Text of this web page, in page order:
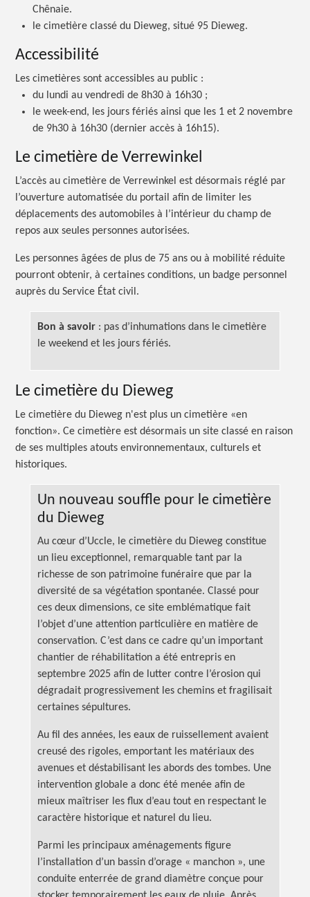
Chênaie.
le cimetière classé du Dieweg, situé 95 Dieweg.
Accessibilité
Les cimetières sont accessibles au public :
du lundi au vendredi de 8h30 à 16h30 ;
le week-end, les jours fériés ainsi que les 1 et 2 novembre
de 9h30 à 16h30 (dernier accès à 16h15).
Le cimetière de Verrewinkel
L’accès au cimetière de Verrewinkel est désormais réglé par
l’ouverture automatisée du portail afin de limiter les
déplacements des automobiles à l’intérieur du champ de
repos aux seules personnes autorisées.
Les personnes âgées de plus de 75 ans ou à mobilité réduite
pourront obtenir, à certaines conditions, un badge personnel
auprès du Service État civil.
Bon à savoir : pas d’inhumations dans le cimetière
le weekend et les jours fériés.
Le cimetière du Dieweg
Le cimetière du Dieweg n'est plus un cimetière «en
fonction». Ce cimetière est désormais un site classé en raison
de ses multiples atouts environnementaux, culturels et
historiques.
Un nouveau souffle pour le cimetière
du Dieweg
Au cœur d’Uccle, le cimetière du Dieweg constitue
un lieu exceptionnel, remarquable tant par la
richesse de son patrimoine funéraire que par la
diversité de sa végétation spontanée. Classé pour
ces deux dimensions, ce site emblématique fait
l’objet d’une attention particulière en matière de
conservation. C’est dans ce cadre qu’un important
chantier de réhabilitation a été entrepris en
septembre 2025 afin de lutter contre l’érosion qui
dégradait progressivement les chemins et fragilisait
certaines sépultures.
Au fil des années, les eaux de ruissellement avaient
creusé des rigoles, emportant les matériaux des
avenues et déstabilisant les abords des tombes. Une
intervention globale a donc été menée afin de
mieux maîtriser les flux d’eau tout en respectant le
caractère historique et naturel du lieu.
Parmi les principaux aménagements figure
l’installation d’un bassin d’orage « manchon », une
conduite enterrée de grand diamètre conçue pour